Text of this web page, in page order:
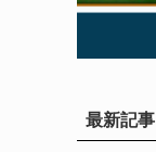
最新記事